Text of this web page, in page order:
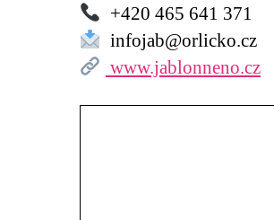
+420 465 641 371
infojab@orlicko.cz
www.jablonneno.cz